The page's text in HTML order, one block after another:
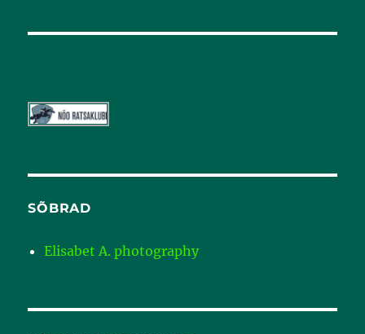
SÕBRAD
Elisabet A. photography